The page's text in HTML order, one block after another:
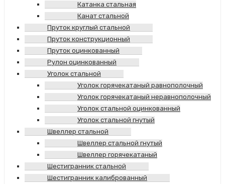
Катанка стальная
Канат стальной
Пруток круглый стальной
Пруток конструкционный
Пруток оцинкованный
Рулон оцинкованный
Уголок стальной
Уголок горячекатаный равнополочный
Уголок горячекатаный неравнополочный
Уголок стальной оцинкованный
Уголок стальной гнутый
Швеллер стальной
Швеллер стальной гнутый
Швеллер горячекатаный
Шестигранник стальной
Шестигранник калиброванный